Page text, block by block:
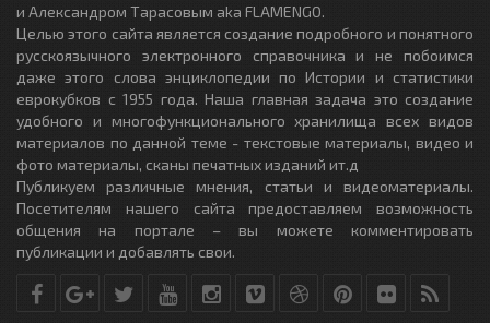
и Александром Тарасовым aka FLAMENGO.
Целью этого сайта является создание подробного и понятного
русскоязычного электронного справочника и не побоимся
даже этого слова энциклопедии по Истории и статистики
еврокубков с 1955 года. Наша главная задача это создание
удобного и многофункционального хранилища всех видов
материалов по данной теме - текстовые материалы, видео и
фото материалы, сканы печатных изданий ит.д
Публикуем различные мнения, статьи и видеоматериалы.
Посетителям нашего сайта предоставляем возможность
общения на портале – вы можете комментировать
публикации и добавлять свои.